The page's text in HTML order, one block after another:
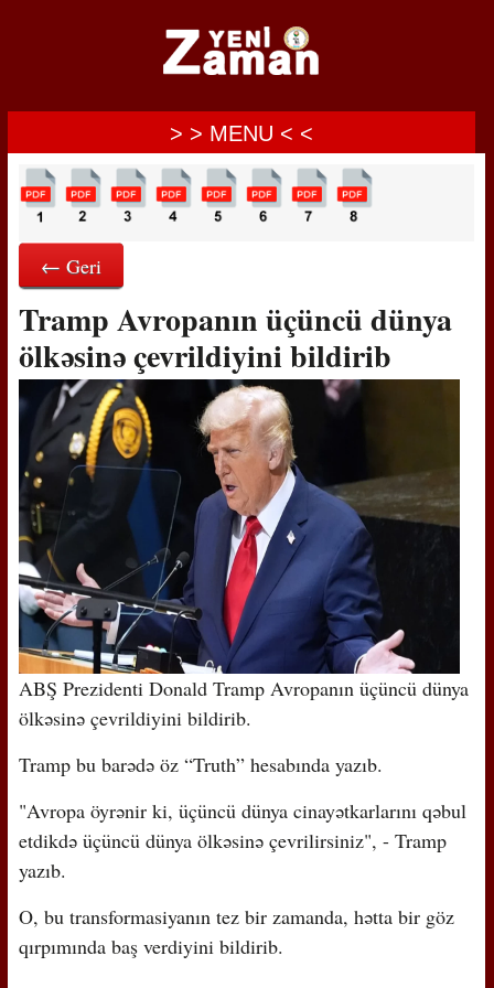
> > MENU < <
← Geri
Tramp Avropanın üçüncü dünya
ölkəsinə çevrildiyini bildirib
ABŞ Prezidenti Donald Tramp Avropanın üçüncü dünya
ölkəsinə çevrildiyini bildirib.
Tramp bu barədə öz “Truth” hesabında yazıb.
"Avropa öyrənir ki, üçüncü dünya cinayətkarlarını qəbul
etdikdə üçüncü dünya ölkəsinə çevrilirsiniz", - Tramp
yazıb.
O, bu transformasiyanın tez bir zamanda, hətta bir göz
qırpımında baş verdiyini bildirib.